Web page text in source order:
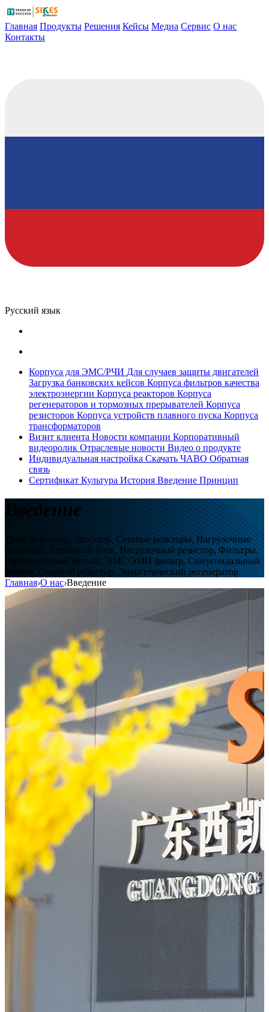
Главная Продукты Решения Кейсы Медиа Сервис О нас
Контакты
Русский язык
Корпуса для ЭМС/РЧИ Для случаев защиты двигателей
Загрузка банковских кейсов Корпуса фильтров качества
электроэнергии Корпуса реакторов Корпуса
регенераторов и тормозных прерывателей Корпуса
резисторов Корпуса устройств плавного пуска Корпуса
трансформаторов
Визит клиента Новости компании Корпоративный
видеоролик Отраслевые новости Видео о продукте
Индивидуальная настройка Скачать ЧАВО Обратная
связь
Сертификат Культура История Введение Принцип
Введение
Трансформатор, Дроссель, Сетевые реакторы, Нагрузочные
реакторы, Тормозной блок, Нагрузочный резистор, Фильтры,
Гармонический фильтр, ЭМС/ЭМИ фильтр, Синусоидальный
фильтр, Силовой резистор, Энергетический регенератор
Главная›О нас›Введение